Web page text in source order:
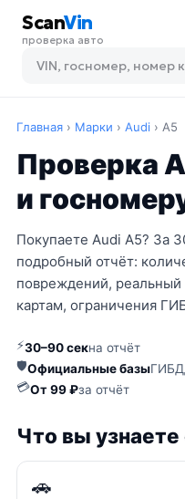
ScanVin
проверка авто
Главная › Марки › Audi › A5
Проверка
и
Покупаете Audi A5? За
подробный отчёт:
повреждений, реальный
картам, ограничения
⚡30–90 секна отчёт
🛡Официальные базы
💳От 99 ₽за отчёт
Что вы
🚗